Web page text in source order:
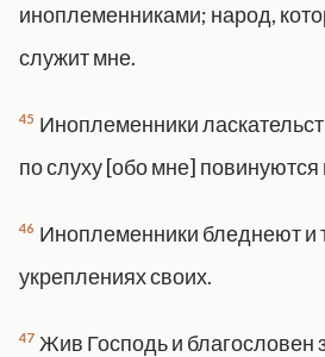
иноплеменниками; народ,
служит мне.
45 Иноплеменники
по слуху [обо мне] повинуются
46 Иноплеменники бледнеют и
укреплениях своих.
47 Жив Господь и благословен